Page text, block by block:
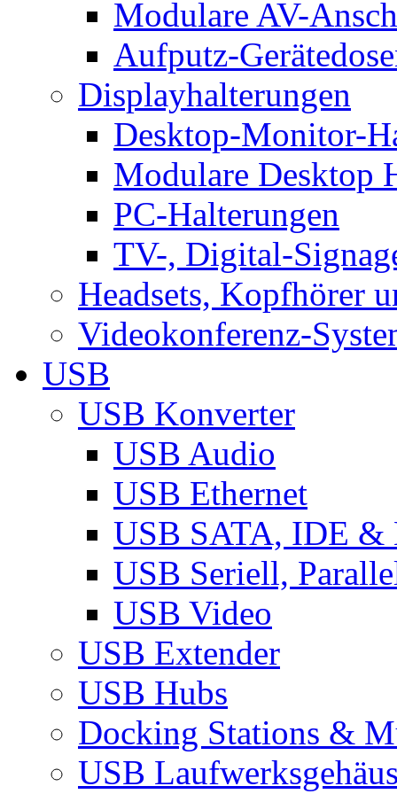
Modulare AV-
Aufputz-
Displayhalterungen
Desktop-Monitor-
Modulare Desktop
PC-Halterungen
TV-, Digital-
Headsets, Kopfhörer
Videokonferenz-
USB
USB Konverter
USB Audio
USB Ethernet
USB SATA, IDE &
USB Seriell,
USB Video
USB Extender
USB Hubs
Docking Stations &
USB